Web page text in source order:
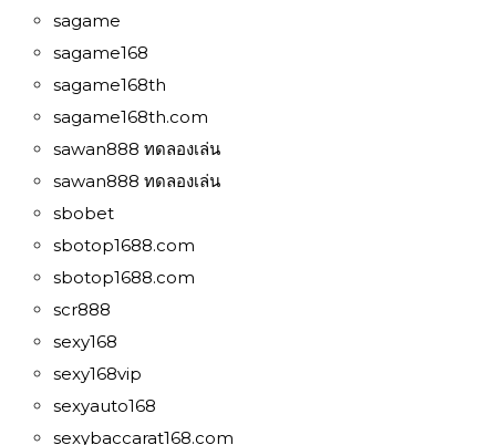
sagame
sagame168
sagame168th
sagame168th.com
sawan888 ทดลองเล่น
sawan888 ทดลองเล่น
sbobet
sbotop1688.com
sbotop1688.com
scr888
sexy168
sexy168vip
sexyauto168
sexybaccarat168.com